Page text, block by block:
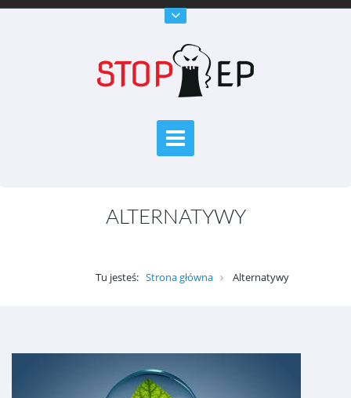
ALTERNATYWY
Tu jesteś: Strona główna Alternatywy